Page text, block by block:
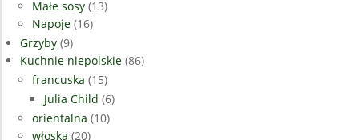
Małe sosy (13)
Napoje (16)
Grzyby (9)
Kuchnie niepolskie (86)
francuska (15)
Julia Child (6)
orientalna (10)
włoska (20)